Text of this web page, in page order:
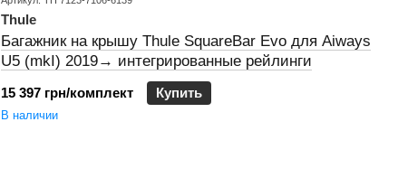
Thule
Багажник на крышу Thule SquareBar Evo для Aiways
U5 (mkI) 2019→ интегрированные рейлинги
15 397 грн/комплект Купить
В наличии